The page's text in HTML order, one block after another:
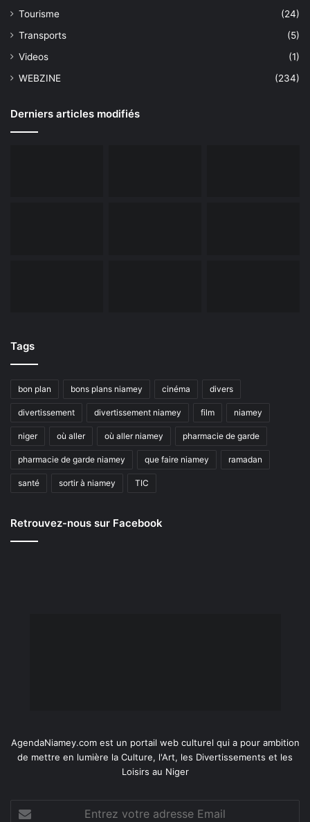
Tourisme
(24)
Transports
(5)
Videos
(1)
WEBZINE
(234)
Derniers articles modifiés
Tags
bon plan bons plans niamey cinéma divers
divertissement divertissement niamey film niamey
niger où aller où aller niamey pharmacie de garde
pharmacie de garde niamey que faire niamey ramadan
santé sortir à niamey TIC
Retrouvez-nous sur Facebook
AgendaNiamey.com est un portail web culturel qui a pour ambition
de mettre en lumière la Culture, l'Art, les Divertissements et les
Loisirs au Niger
Entrez